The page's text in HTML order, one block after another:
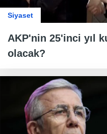
Siyaset
AKP'nin 25'inci yıl
olacak?